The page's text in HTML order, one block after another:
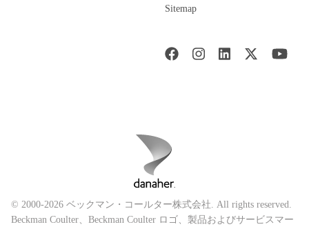
Sitemap
© 2000-2026 ベックマン・コールター株式会社. All rights reserved.
Beckman Coulter、Beckman Coulter ロゴ、製品およびサービスマー